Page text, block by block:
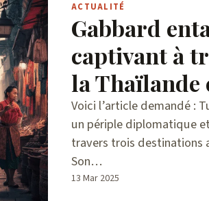
ACTUALITÉ
Gabbard
captivant à
la Thaïlande
Voici l’article demandé :
un périple diplomatique
travers trois destinations
Son…
13 Mar 2025